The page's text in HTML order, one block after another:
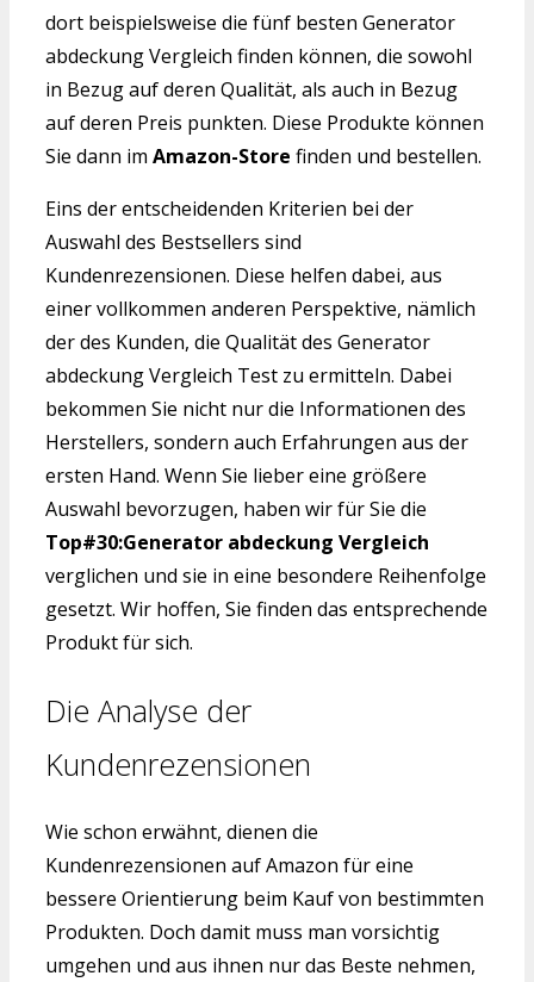
dort beispielsweise die fünf besten Generator
abdeckung Vergleich finden können, die sowohl
in Bezug auf deren Qualität, als auch in Bezug
auf deren Preis punkten. Diese Produkte können
Sie dann im Amazon-Store finden und bestellen.
Eins der entscheidenden Kriterien bei der
Auswahl des Bestsellers sind
Kundenrezensionen. Diese helfen dabei, aus
einer vollkommen anderen Perspektive, nämlich
der des Kunden, die Qualität des Generator
abdeckung Vergleich Test zu ermitteln. Dabei
bekommen Sie nicht nur die Informationen des
Herstellers, sondern auch Erfahrungen aus der
ersten Hand. Wenn Sie lieber eine größere
Auswahl bevorzugen, haben wir für Sie die
Top#30:Generator abdeckung Vergleich
verglichen und sie in eine besondere Reihenfolge
gesetzt. Wir hoffen, Sie finden das entsprechende
Produkt für sich.
Die Analyse der
Kundenrezensionen
Wie schon erwähnt, dienen die
Kundenrezensionen auf Amazon für eine
bessere Orientierung beim Kauf von bestimmten
Produkten. Doch damit muss man vorsichtig
umgehen und aus ihnen nur das Beste nehmen,